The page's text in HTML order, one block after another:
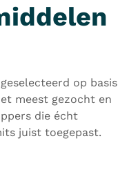
op basis
meest gezocht en
die écht
juist toegepast.